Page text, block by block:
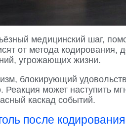
медицинский шаг,
от метода
угрожающих жизни.
блокирующий
Реакция может
каскад событий.
после кодирования